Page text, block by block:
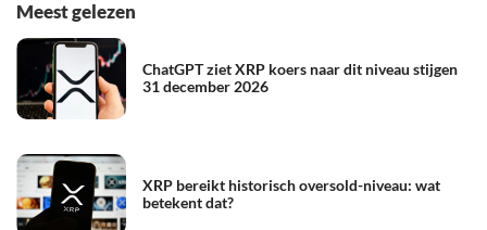
Meest gelezen
ChatGPT ziet XRP koers naar dit niveau stijgen
31 december 2026
XRP bereikt historisch oversold-niveau: wat
betekent dat?